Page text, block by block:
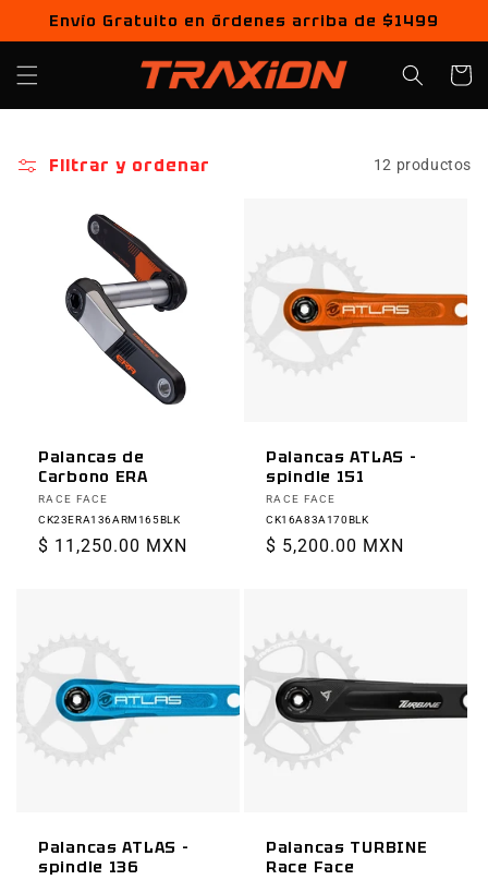
directamente
al contenido
Envío Gratuito en órdenes arriba de $1499
Carrito
Filtrar y ordenar 12 productos
Palancas de
Carbono ERA
Proveedor:
RACE FACE
CK23ERA136ARM165BLK
Precio
$ 11,250.00 MXN
Palancas ATLAS -
spindle 151
Proveedor:
RACE FACE
CK16A83A170BLK
Precio
$ 5,200.00 MXN
Palancas ATLAS -
spindle 136
Palancas TURBINE
Race Face